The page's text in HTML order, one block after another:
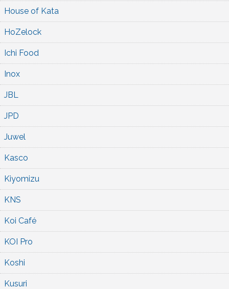
House of Kata
HoZelock
Ichi Food
Inox
JBL
JPD
Juwel
Kasco
Kiyomizu
KNS
Koi Café
KOI Pro
Koshi
Kusuri